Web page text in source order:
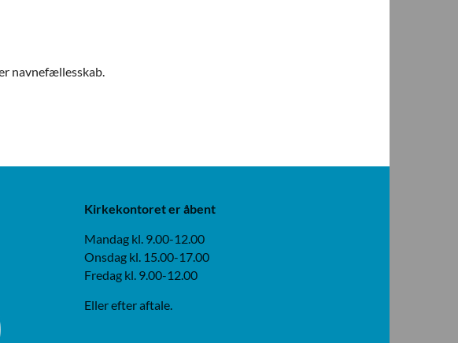
navnefællesskab.
Kirkekontoret er åbent
Mandag kl. 9.00-12.00
Onsdag kl. 15.00-17.00
Fredag kl. 9.00-12.00
Eller efter aftale.